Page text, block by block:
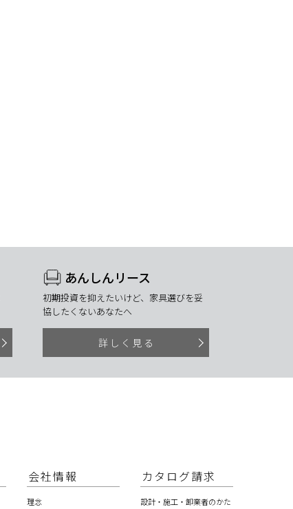
あんしんリース
初期投資を抑えたいけど、家具選びを妥
協したくないあなたへ
詳しく見る
会社情報
理念
カタログ請求
設計・施工・卸業者のかた